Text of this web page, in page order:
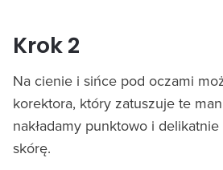
Krok 2
Na cienie i sińce pod oczami
korektora, który zatuszuje te
nakładamy punktowo i
skórę.